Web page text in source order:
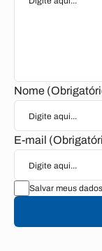
Nome
E-mail
Salvar meus